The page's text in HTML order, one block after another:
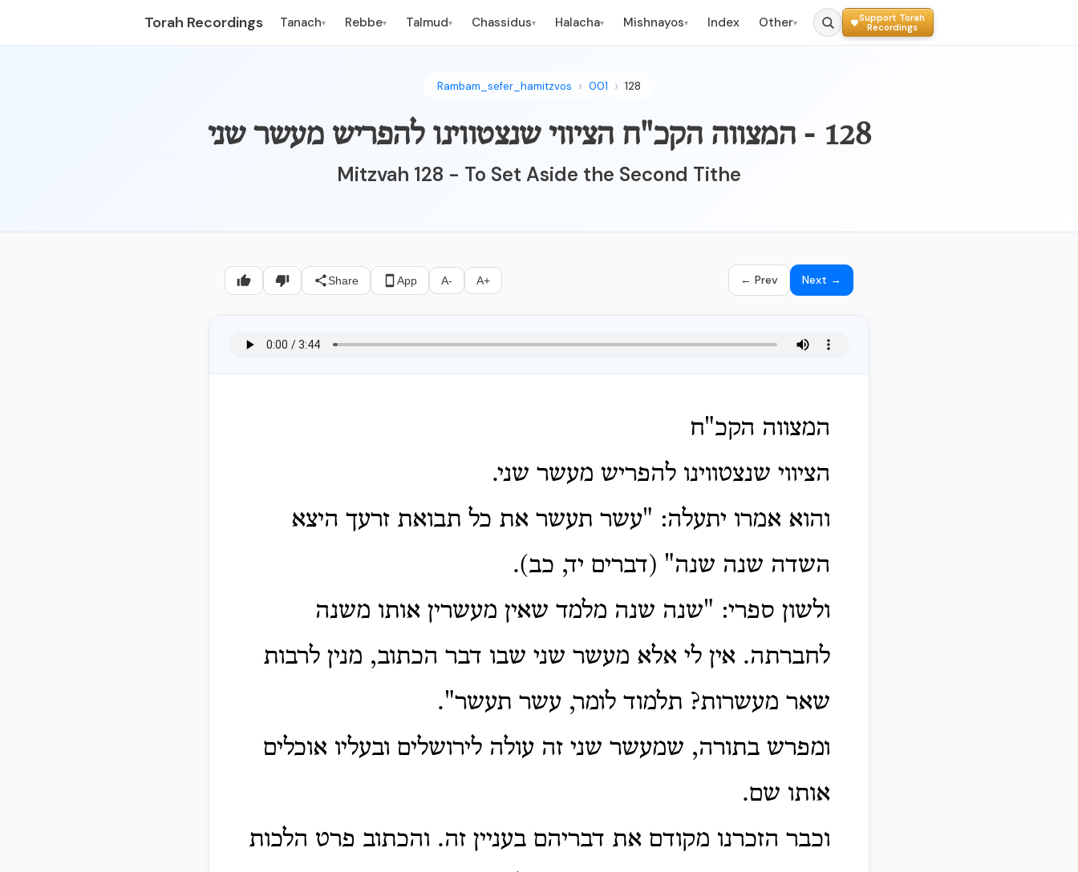
Torah Recordings Tanach▾ Rebbe▾ Talmud▾ Chassidus▾ Halacha▾ Mishnayos▾ Index Other▾
Support Torah
Recordings
Rambam_sefer_hamitzvos 001 128
128 - המצווה הקכ"ח הציווי שנצטווינו להפריש מעשר שני
Mitzvah 128 - To Set Aside the Second Tithe
Share App A- A+ ← Prev Next →
המצווה הקכ"ח
הציווי שנצטווינו להפריש מעשר שני.
והוא אמרו יתעלה: "עשר תעשר את כל תבואת זרעך היצא
השדה שנה שנה" (דברים יד, כב).
ולשון ספרי: "שנה שנה מלמד שאין מעשרין אותו משנה
לחברתה. אין לי אלא מעשר שני שבו דבר הכתוב, מנין לרבות
שאר מעשרות? תלמוד לומר, עשר תעשר".
ומפרש בתורה, שמעשר שני זה עולה לירושלים ובעליו אוכלים
אותו שם.
וכבר הזכרנו מקודם את דבריהם בעניין זה. והכתוב פרט הלכות